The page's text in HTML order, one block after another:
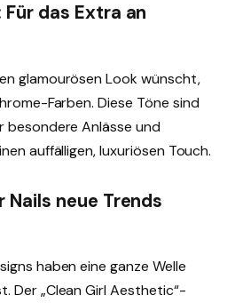
das Extra an
glamourösen Look wünscht,
Farben. Diese Töne sind
Anlässe und
auffälligen, luxuriösen Touch.
Nails neue Trends
haben eine ganze Welle
Der „Clean Girl Aesthetic“-